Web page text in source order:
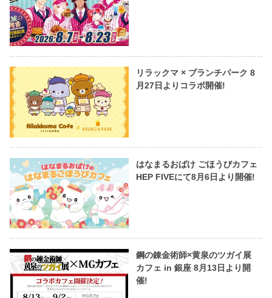
リラックマ × ブランチパーク 8
月27日よりコラボ開催!
はなまるおばけ ごほうびカフェ
HEP FIVEにて8月6日より開催!
鋼の錬金術師×黄泉のツガイ展
カフェ in 銀座 8月13日より開
催!